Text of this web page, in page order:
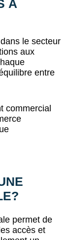
À
le secteur
aux
entre
commercial
permet de
accès et